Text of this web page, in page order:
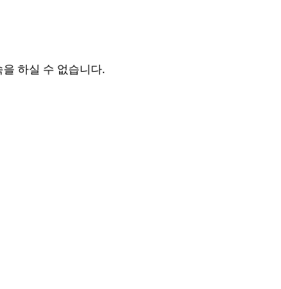
하실 수 없습니다.